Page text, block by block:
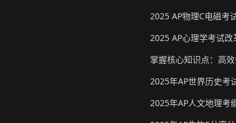
2025年AP世界历史考
2025年AP人文地理考